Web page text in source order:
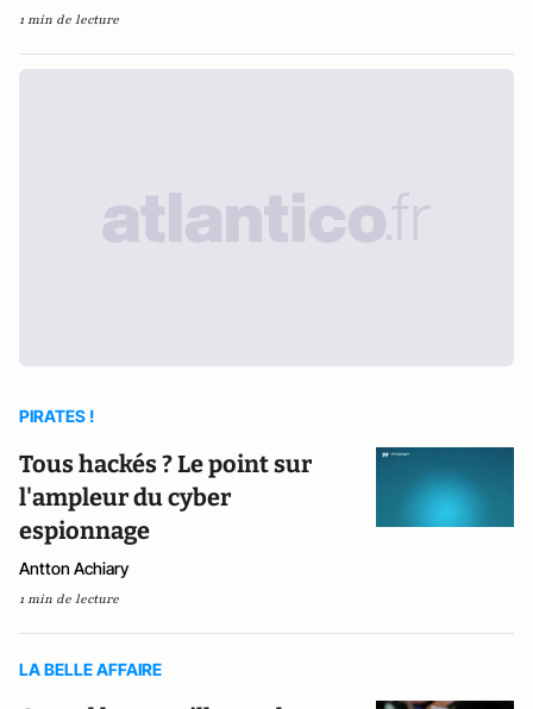
1 min de lecture
PIRATES !
Tous hackés ? Le point sur
l'ampleur du cyber
espionnage
Antton Achiary
1 min de lecture
LA BELLE AFFAIRE